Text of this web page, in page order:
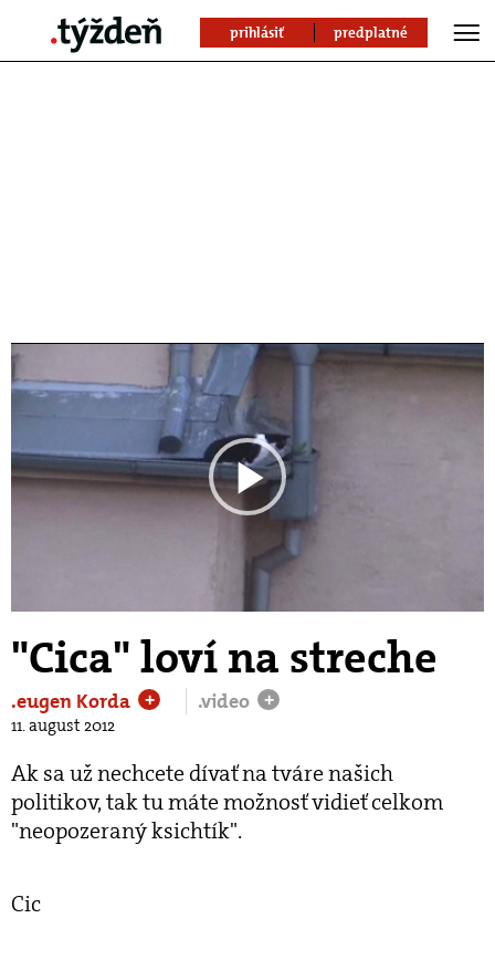
prihlásiť predplatné
Play
Video
"Cica" loví na streche
.eugen Korda + .video +
11. august 2012
Ak sa už nechcete dívať na tváre našich
politikov, tak tu máte možnosť vidieť celkom
"neopozeraný ksichtík".
Cic